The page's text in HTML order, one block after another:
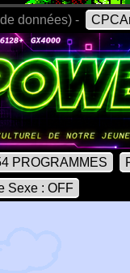
données) -
PROGRAMMES
Sexe : OFF